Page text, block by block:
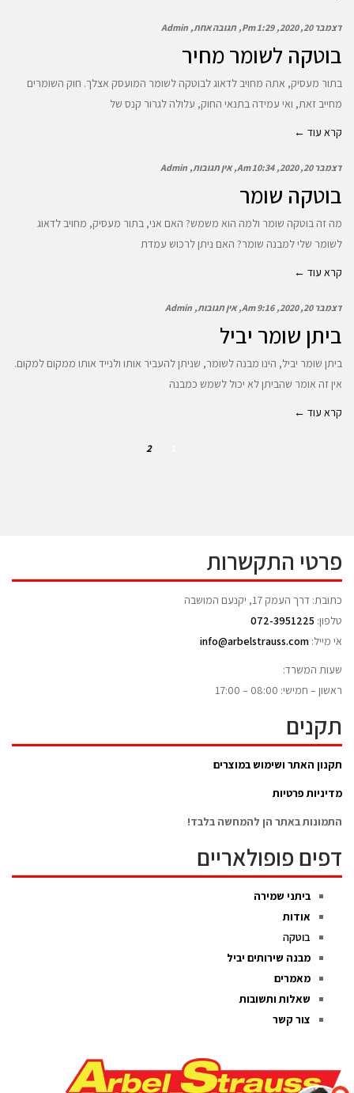
דצמבר 20, 2020 1:29 Pm תגובה אחת Admin
בוטקה לשומר מחיר
בתור מעסיק, אתה מחויב לדאוג לבוטקה לשומר המועסק אצלך. חוק השומרים
מחייב זאת, ואי עמידה בתנאי החוק, עלולה לגרור קנס של
קרא עוד ←
דצמבר 20, 2020 10:34 Am אין תגובות Admin
בוטקה שומר
מה זה בוטקה שומר ולמה הוא משמש? האם אני, בתור מעסיק, מחויב לדאוג
לשומר שלי למבנה שומר? האם ניתן לרכוש עמדת
קרא עוד ←
דצמבר 20, 2020 9:16 Am אין תגובות Admin
ביתן שומר יביל
ביתן שומר יביל, הינו מבנה לשומר, שניתן להעביר אותו ולנייד אותו ממקום למקום.
אין זה אומר שהביתן לא יכול לשמש כמבנה
קרא עוד ←
2
פרטי התקשרות
כתובת: דרך העמק 17, יקנעם המושבה
טלפון: 072-3951225
אי מייל: info@arbelstrauss.com
שעות המשרד:
ראשון – חמישי: 08:00 – 17:00
תקנים
תקנון האתר ושימוש במוצרים
מדיניות פרטיות
התמונות באתר הן להמחשה בלבד!
דפים פופולאריים
ביתני שמירה
אודות
בוטקה
מבנה שירותים יביל
מאמרים
שאלות ותשובות
צור קשר